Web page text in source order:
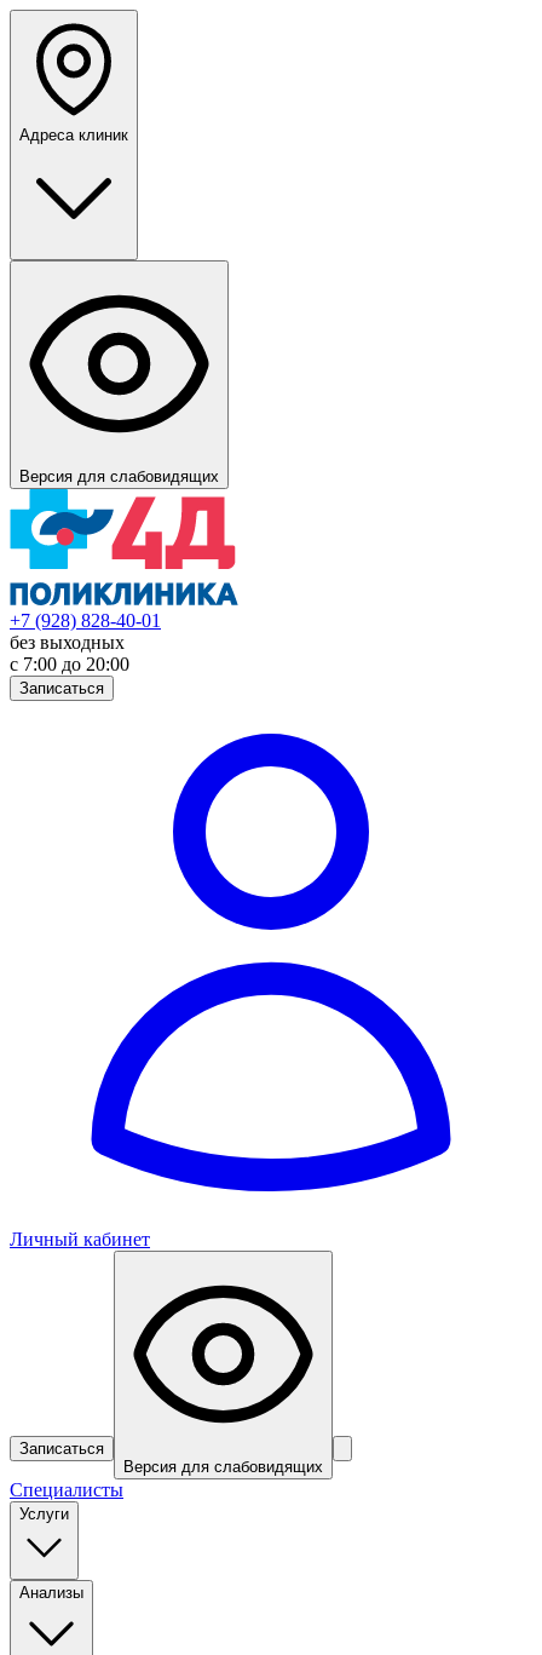
Адреса клиник
Версия для слабовидящих
+7 (928) 828-40-01
без выходных
с 7:00 до 20:00
Записаться
Личный кабинет
Записаться
Версия для слабовидящих
Специалисты
Услуги
Анализы